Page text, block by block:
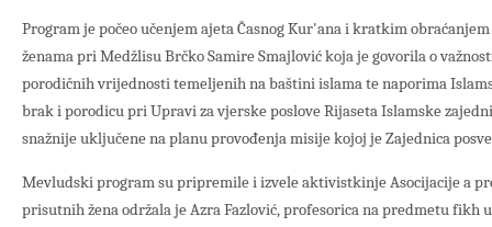
Program je počeo učenjem ajeta Časnog Kur'ana i kratkim
ženama pri Medžlisu Brčko Samire Smajlović koja je govorila o
porodičnih vrijednosti temeljenih na baštini islama te naporima
brak i porodicu pri Upravi za vjerske poslove Rijaseta Islamske
snažnije uključene na planu provođenja misije kojoj je Zajednica
Mevludski program su pripremile i izvele aktivistkinje Asocijacije a
prisutnih žena održala je Azra Fazlović, profesorica na predmetu fikh